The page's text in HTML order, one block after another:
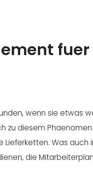
wenn sie etwas
zu diesem
Was auch
die